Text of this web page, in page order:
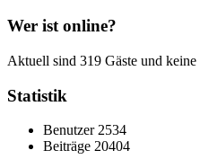
Wer ist online?
Aktuell sind 319 Gäste und
Statistik
Benutzer2534
Beiträge 20404